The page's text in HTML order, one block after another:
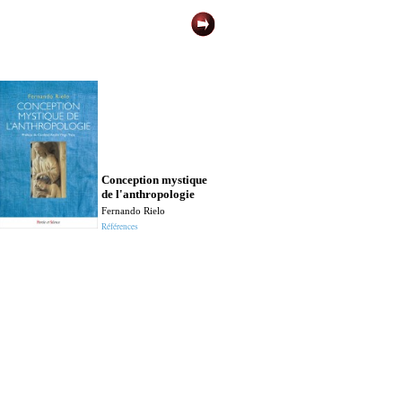
Conception mystique
de l'anthropologie
Fernando Rielo
Références